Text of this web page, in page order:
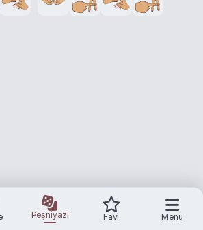
Peşnîyazî Favî Menu